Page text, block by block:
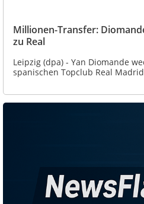
Millionen-Transfer:
zu Real
Leipzig (dpa) - Yan Diomande
spanischen Topclub Real